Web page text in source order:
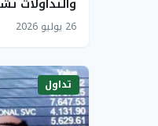
26 يوليو 2026
تداول